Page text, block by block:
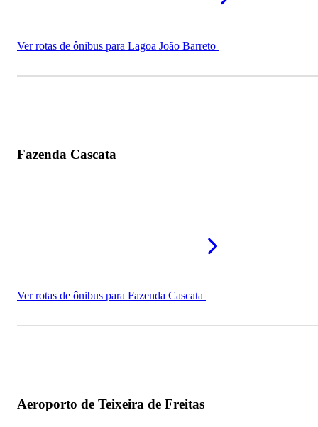
Ver rotas de ônibus para Lagoa João Barreto
Fazenda Cascata
Ver rotas de ônibus para Fazenda Cascata
Aeroporto de Teixeira de Freitas